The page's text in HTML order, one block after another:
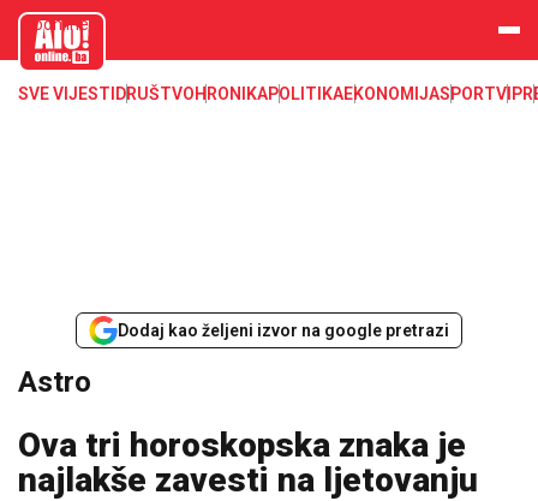
aloonline.b
SVE VIJESTI DRUŠTVOHRONIKAPOLITIKAEKONOMIJASPORTVIP
Dodaj kao željeni izvor na google pretrazi
Astro
Ova tri horoskopska znaka je
najlakše zavesti na ljetovanju